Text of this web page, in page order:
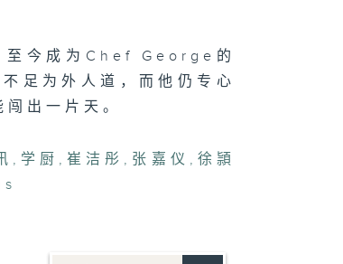
至今成为Chef George的
足为外人道，而他仍专心
出一片天。
, 学厨 ,崔洁彤 , 张嘉仪 , 徐頴